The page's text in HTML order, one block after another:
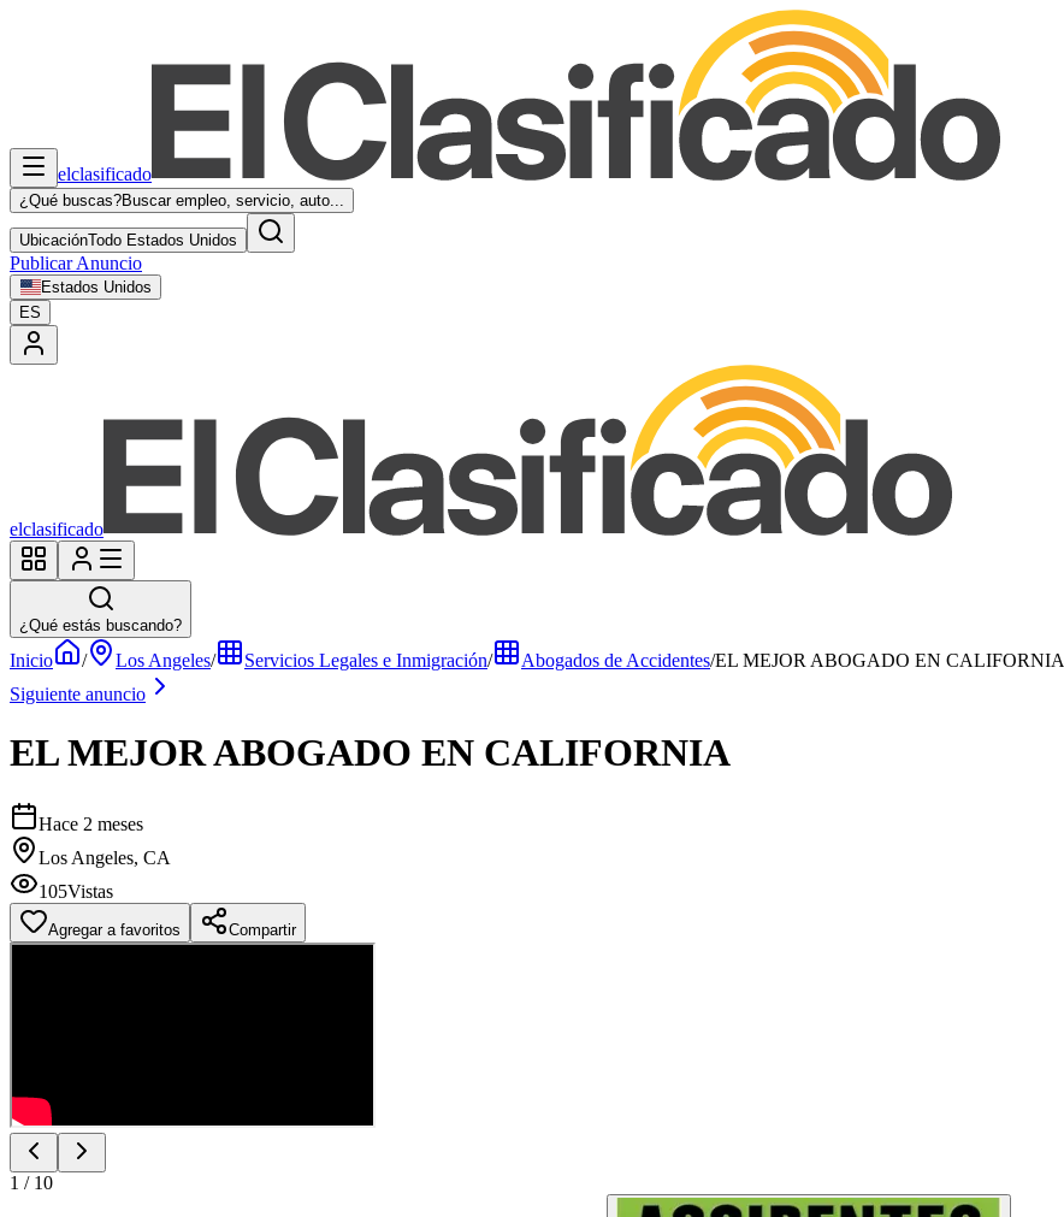
elclasificado
¿Qué buscas?Buscar empleo, servicio, auto...
UbicaciónTodo Estados Unidos
Publicar Anuncio
Estados Unidos
ES
elclasificado
¿Qué estás buscando?
Inicio / Los Angeles/ Servicios Legales e Inmigración/ Abogados de Accidentes/EL MEJOR ABOGADO EN CALIFORNIA
Siguiente anuncio
EL MEJOR ABOGADO EN CALIFORNIA
Hace 2 meses
Los Angeles, CA
105Vistas
Agregar a favoritos Compartir
1 / 10